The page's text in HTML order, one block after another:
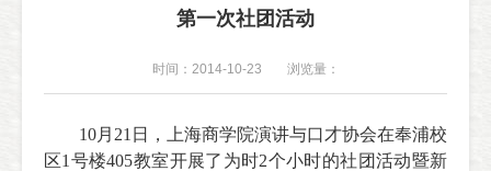
第一次社团活动
时间：2014-10-23 浏览量：
10月21日，上海商学院演讲与口才协会在奉浦校
区1号楼405教室开展了为时2个小时的社团活动暨新